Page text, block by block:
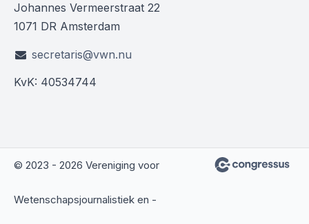
Johannes Vermeerstraat 22
1071 DR Amsterdam
secretaris@vwn.nu
KvK: 40534744
© 2023 - 2026 Vereniging voor
Wetenschapsjournalistiek en -